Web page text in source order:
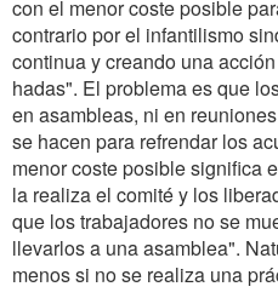
con el menor coste posible
contrario por el infantilismo
continua y creando una
hadas". El problema es que
en asambleas, ni en
se hacen para refrendar los
menor coste posible significa
la realiza el comité y los
que los trabajadores no se
llevarlos a una asamblea".
menos si no se realiza una